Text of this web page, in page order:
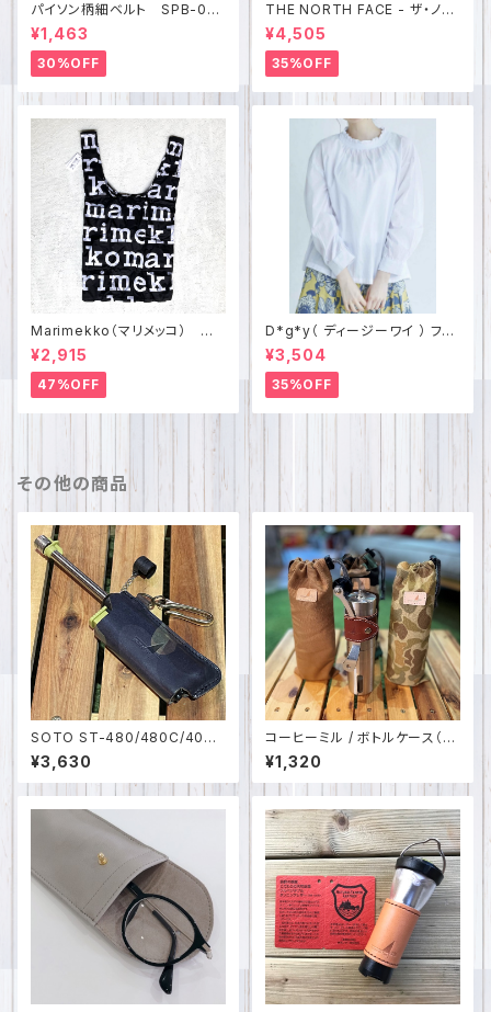
パイソン柄細ベルト SPB-075
3
¥1,463
30%OFF
THE NORTH FACE - ザ・ノー
ス・フェイス JESTER LUMBE
R bnf0a52tmjk3
¥4,505
35%OFF
Marimekko（マリメッコ） Ma
rilogo スマートバッグ Tote
Bag
¥2,915
47%OFF
D*g*y（ ディージーワイ ） フリ
ル襟2WAYブラウス コットンロ
ーン D8387
¥3,504
35%OFF
その他の商品
SOTO ST-480/480C/407
用 スライドガストーチケース（真
鍮フック付） 迷彩 イタリアンレ
ザー 日本製 SPO-001-2
¥3,630
コーヒーミル / ボトルケース（L）
日本製 SPO-032-1
¥1,320